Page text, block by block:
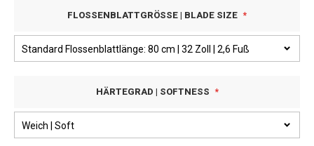
FLOSSENBLATTGRÖSSE | BLADE SIZE
HÄRTEGRAD | SOFTNESS